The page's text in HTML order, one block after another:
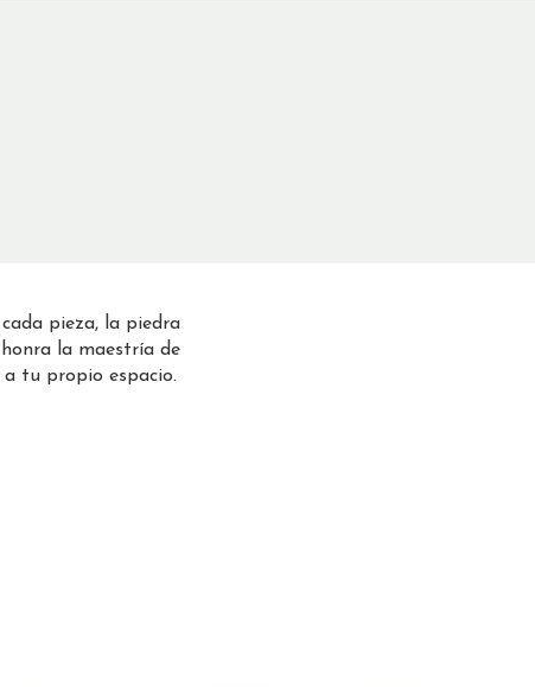
pieza, la piedra
la maestría de
a tu propio espacio.